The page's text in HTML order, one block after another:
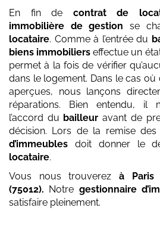
En fin de contrat de
immobilière de gestion se
locataire. Comme à l’entrée du
biens immobilierseffectue un
permet à la fois de vérifier
dans le logement. Dans le cas
aperçues, nous lançons
réparations. Bien entendu, il
l’accord du bailleur avant de
décision. Lors de la remise des
d’immeubles doit donner le
locataire.
Vous nous trouverez à Paris
(75012). Notre gestionnaire
satisfaire pleinement.